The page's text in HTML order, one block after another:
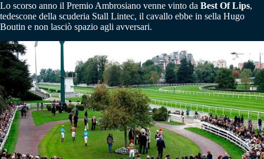
Lo scorso anno il Premio Ambrosiano venne vinto da Best Of Lips,
tedescone della scuderia Stall Lintec, il cavallo ebbe in sella Hugo
Boutin e non lasciò spazio agli avversari.